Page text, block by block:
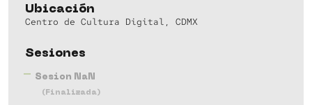
Ubicación
Centro de Cultura Digital, CDMX
Sesiones
Sesion NaN
(Finalizada)